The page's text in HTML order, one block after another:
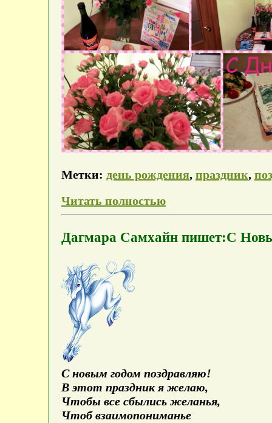
Метки: день рождения, праздник,
Читать полностью
Дагмара Самхайн пишет:С
С новым годом поздравляю!
В этот праздник я желаю,
Чтобы все сбылись желанья,
Чтоб взаимопониманье